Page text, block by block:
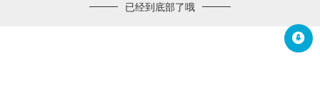
已经到底部了哦